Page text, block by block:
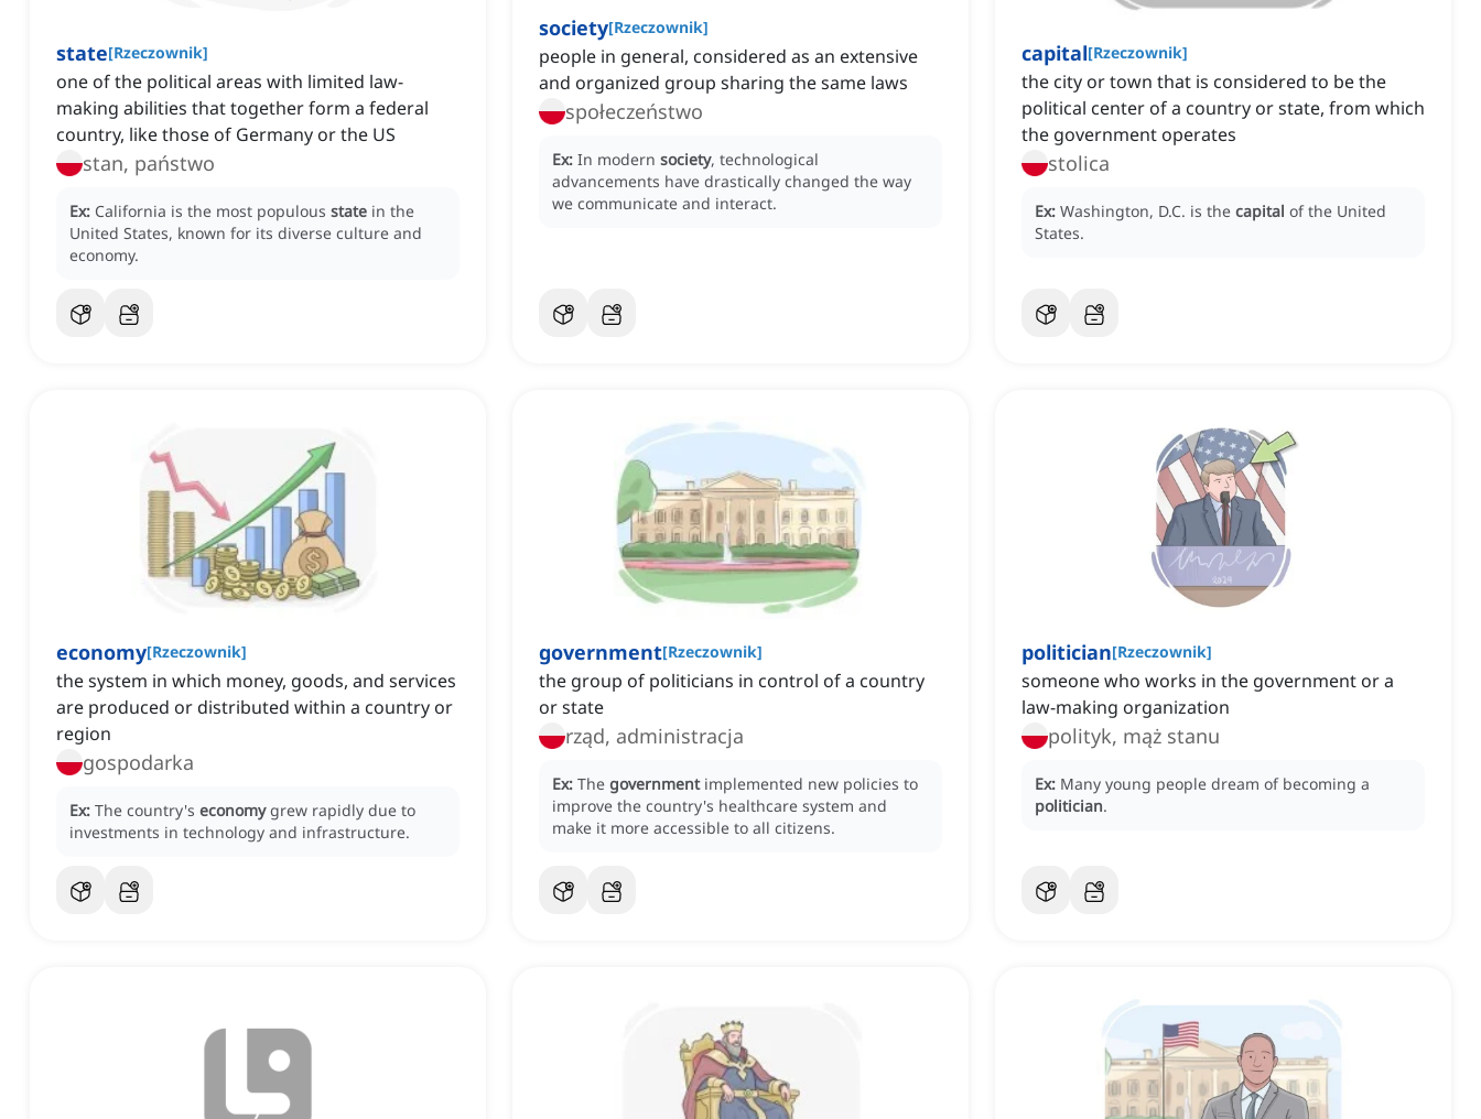
state[Rzeczownik]
one of the political areas with limited law-
making abilities that together form a federal
country, like those of Germany or the US
stan, państwo
Ex: California is the most populous state in the
United States, known for its diverse culture and
economy.
society[Rzeczownik]
people in general, considered as an extensive
and organized group sharing the same laws
społeczeństwo
Ex: In modern society, technological
advancements have drastically changed the way
we communicate and interact.
capital[Rzeczownik]
the city or town that is considered to be the
political center of a country or state, from which
the government operates
stolica
Ex: Washington, D.C. is the capital of the United
States.
economy[Rzeczownik]
the system in which money, goods, and services
are produced or distributed within a country or
region
gospodarka
Ex: The country's economy grew rapidly due to
investments in technology and infrastructure.
government[Rzeczownik]
the group of politicians in control of a country
or state
rząd, administracja
Ex: The government implemented new policies to
improve the country's healthcare system and
make it more accessible to all citizens.
politician[Rzeczownik]
someone who works in the government or a
law-making organization
polityk, mąż stanu
Ex: Many young people dream of becoming a
politician.